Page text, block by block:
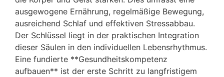
ausgewogene Ernährung, regelmäßige Bewegung,
ausreichend Schlaf und effektiven Stressabbau.
Der Schlüssel liegt in der praktischen Integration
dieser Säulen in den individuellen Lebensrhythmus.
Eine fundierte **Gesundheitskompetenz
aufbauen** ist der erste Schritt zu langfristigem